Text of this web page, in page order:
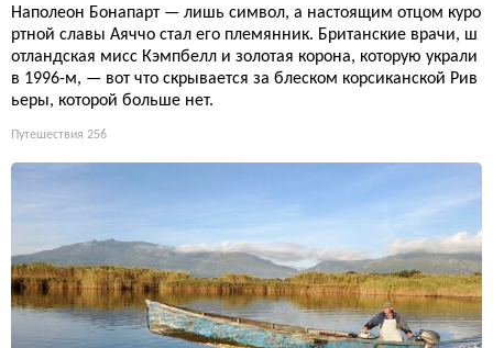
Наполеон Бонапарт — лишь символ, а настоящим отцом куро
ртной славы Аяччо стал его племянник. Британские врачи, ш
отландская мисс Кэмпбелл и золотая корона, которую украли
в 1996-м, — вот что скрывается за блеском корсиканской Рив
ьеры, которой больше нет.
Путешествия 256